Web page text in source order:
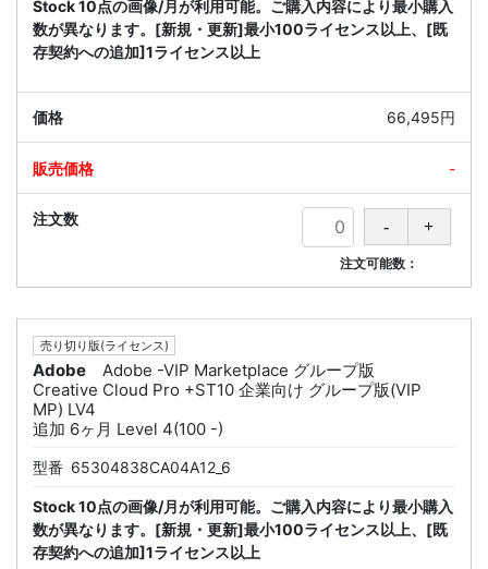
Stock 10点の画像/月が利用可能。ご購入内容により最小購入
数が異なります。[新規・更新]最小100ライセンス以上、[既
存契約への追加]1ライセンス以上
66,495円
-
注文可能数：
売り切り版(ライセンス)
Adobe
Adobe -VIP Marketplace グループ版
Creative Cloud Pro +ST10 企業向け グループ版(VIP
MP) LV4
追加 6ヶ月 Level 4(100 -)
型番 65304838CA04A12_6
Stock 10点の画像/月が利用可能。ご購入内容により最小購入
数が異なります。[新規・更新]最小100ライセンス以上、[既
存契約への追加]1ライセンス以上